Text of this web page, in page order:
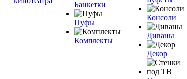
Банкетки
Пуфы
Комплекты
Консоли
Диваны
Декор